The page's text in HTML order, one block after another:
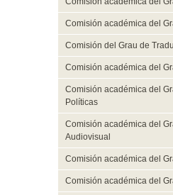
Comisión académica del
Comisión del Grau de
Comisión académica del
Comisión académica del
Políticas
Comisión académica del
Audiovisual
Comisión académica del
Comisión académica del